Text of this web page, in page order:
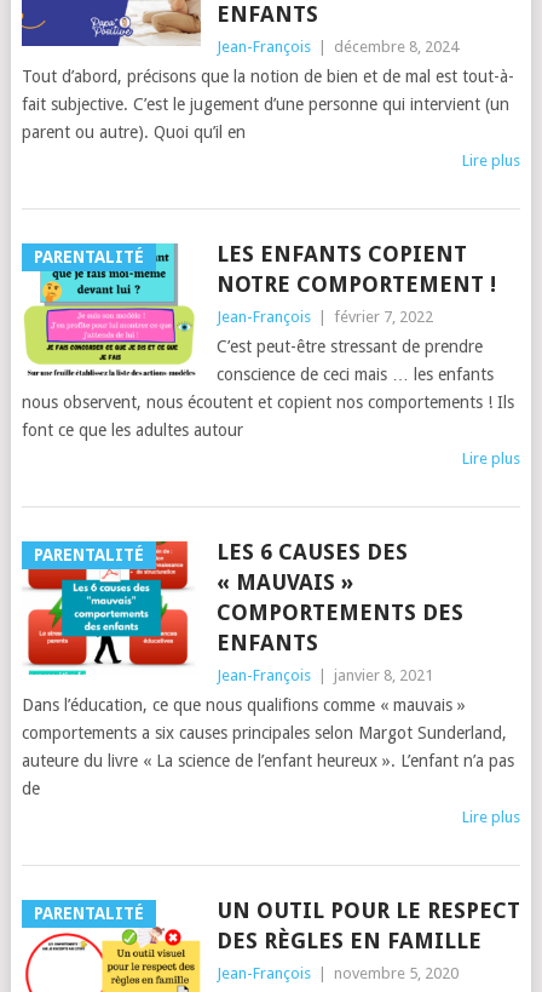
ENFANTS
Jean-François décembre 8, 2024
Tout d’abord, précisons que la notion de bien et de mal est tout-à-
fait subjective. C’est le jugement d’une personne qui intervient (un
parent ou autre). Quoi qu’il en
Lire plus
PARENTALITÉ
LES ENFANTS COPIENT
NOTRE COMPORTEMENT !
Jean-François février 7, 2022
C’est peut-être stressant de prendre
conscience de ceci mais … les enfants
nous observent, nous écoutent et copient nos comportements ! Ils
font ce que les adultes autour
Lire plus
PARENTALITÉ
LES 6 CAUSES DES
« MAUVAIS »
COMPORTEMENTS DES
ENFANTS
Jean-François janvier 8, 2021
Dans l’éducation, ce que nous qualifions comme « mauvais »
comportements a six causes principales selon Margot Sunderland,
auteure du livre « La science de l’enfant heureux ». L’enfant n’a pas
de
Lire plus
PARENTALITÉ
UN OUTIL POUR LE RESPECT
DES RÈGLES EN FAMILLE
Jean-François novembre 5, 2020